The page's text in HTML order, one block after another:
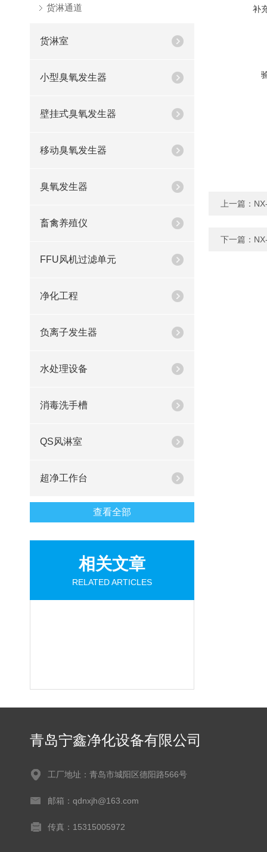
货淋通道
货淋室
小型臭氧发生器
壁挂式臭氧发生器
移动臭氧发生器
臭氧发生器
畜禽养殖仪
FFU风机过滤单元
净化工程
负离子发生器
水处理设备
消毒洗手槽
QS风淋室
超净工作台
查看全部
相关文章
RELATED ARTICLES
补
上一篇：
下一篇：
青岛宁鑫净化设备有限公司
工厂地址：青岛市城阳区德阳路566号
邮箱：qdnxjh@163.com
传真：15315005972